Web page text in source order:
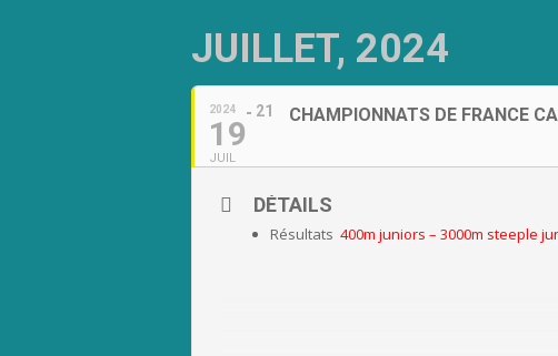
JUILLET, 2024
2024
19
JUIL
21 CHAMPIONNATS DE FRANCE
DÉTAILS
Résultats 400m juniors – 3000m steeple